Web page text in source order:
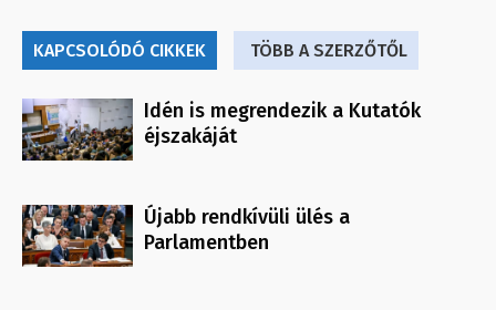
KAPCSOLÓDÓ CIKKEK TÖBB A SZERZŐTŐL
Idén is megrendezik a Kutatók
éjszakáját
Újabb rendkívüli ülés a
Parlamentben